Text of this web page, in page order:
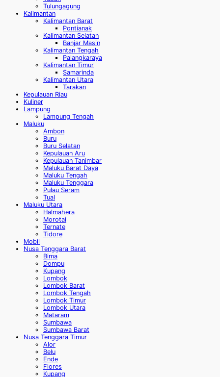
Tulungagung
Kalimantan
Kalimantan Barat
Pontianak
Kalimantan Selatan
Banjar Masin
Kalimantan Tengah
Palangkaraya
Kalimantan Timur
Samarinda
Kalimantan Utara
Tarakan
Kepulauan Riau
Kuliner
Lampung
Lampung Tengah
Maluku
Ambon
Buru
Buru Selatan
Kepulauan Aru
Kepulauan Tanimbar
Maluku Barat Daya
Maluku Tengah
Maluku Tenggara
Pulau Seram
Tual
Maluku Utara
Halmahera
Morotai
Ternate
Tidore
Mobil
Nusa Tenggara Barat
Bima
Dompu
Kupang
Lombok
Lombok Barat
Lombok Tengah
Lombok Timur
Lombok Utara
Mataram
Sumbawa
Sumbawa Barat
Nusa Tenggara Timur
Alor
Belu
Ende
Flores
Kupang